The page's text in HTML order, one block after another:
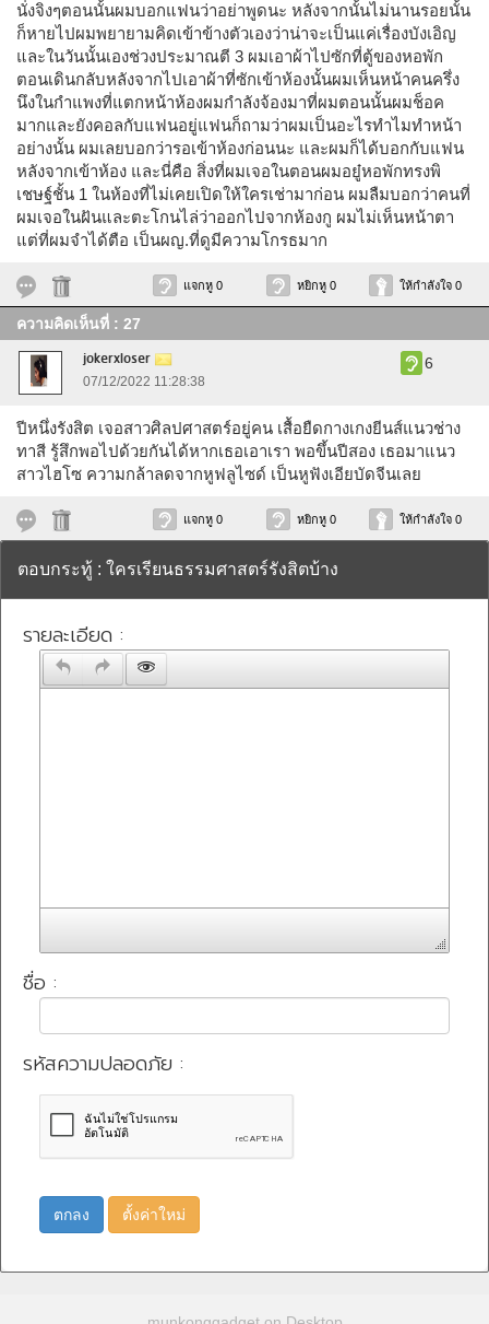
นั่งจิงๆตอนนั้นผมบอกแฟนว่าอย่าพูดนะ หลังจากนั้นไม่นานรอยนั้น
ก็หายไปผมพยายามคิดเข้าข้างตัวเองว่าน่าจะเป็นแค่เรื่องบังเอิญ
และในวันนั้นเองช่วงประมาณตี 3 ผมเอาผ้าไปซักที่ตู้ของหอพัก
ตอนเดินกลับหลังจากไปเอาผ้าที่ซักเข้าห้องนั้นผมเห็นหน้าคนครึ่ง
นึงในกำแพงที่แตกหน้าห้องผมกำลังจ้องมาที่ผมตอนนั้นผมช็อค
มากและยังคอลกับแฟนอยู่แฟนก็ถามว่าผมเป็นอะไรทำไมทำหน้า
อย่างนั้น ผมเลยบอกว่ารอเข้าห้องก่อนนะ และผมก็ได้บอกกับแฟน
หลังจากเข้าห้อง และนี่คือ สิ่งที่ผมเจอในตอนผมอยู๋หอพักทรงพิ
เชษฐ์ชั้น 1 ในห้องที่ไม่เคยเปิดให้ใครเช่ามาก่อน ผมลืมบอกว่าคนที่
ผมเจอในฝันและตะโกนไล่ว่าออกไปจากห้องกู ผมไม่เห็นหน้าตา
แต่ที่ผมจำได้ตือ เป็นผญ.ที่ดูมีความโกรธมาก
แจกหู 0 หยิกหู 0 ให้กำลังใจ 0
ความคิดเห็นที่ : 27
jokerxloser
07/12/2022 11:28:38
6
ปีหนึ่งรังสิต เจอสาวศิลปศาสตร์อยู่คน เสื้อยืดกางเกงยีนส์แนวช่าง
ทาสี รู้สึกพอไปด้วยกันได้หากเธอเอาเรา พอขึ้นปีสอง เธอมาแนว
สาวไฮโซ ความกล้าลดจากหูฟลูไซด์ เป็นหูฟังเอียบัดจีนเลย
แจกหู 0 หยิกหู 0 ให้กำลังใจ 0
ตอบกระทู้ : ใครเรียนธรรมศาสตร์รังสิตบ้าง
รายละเอียด :
ชื่อ :
รหัสความปลอดภัย :
ตกลง ตั้งค่าใหม่